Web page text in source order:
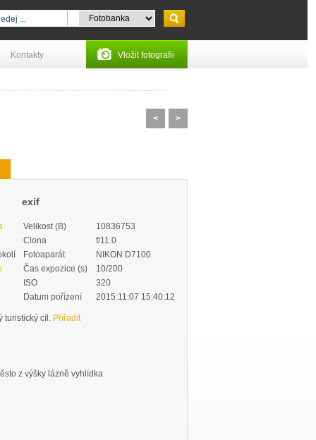
Kontakty Vložit fotografii
< >
exif
Velikost (B)
10836753
Clona
f/11.0
Fotoaparát
NIKON D7100
Čas expozice (s)
10/200
ISO
320
Datum pořízení
2015:11:07 15:40:12
turistický cíl. Přiřadit
z výšky lázně vyhlídka